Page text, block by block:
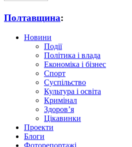
Полтавщина:
Новини
Події
Політика і влада
Економіка і бізнес
Спорт
Суспільство
Культура і освіта
Кримінал
Здоров’я
Цікавинки
Проекти
Блоги
Фоторепортажі